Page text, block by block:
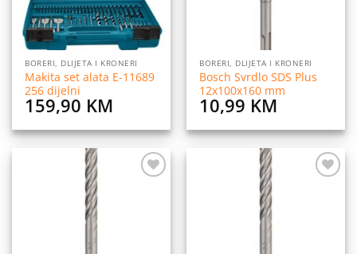
BORERI, DLIJETA I KRONERI
Makita set alata E-11689
256 dijelni
159,90 KM
BORERI, DLIJETA I KRONERI
Bosch Svrdlo SDS Plus
12x100x160 mm
10,99 KM